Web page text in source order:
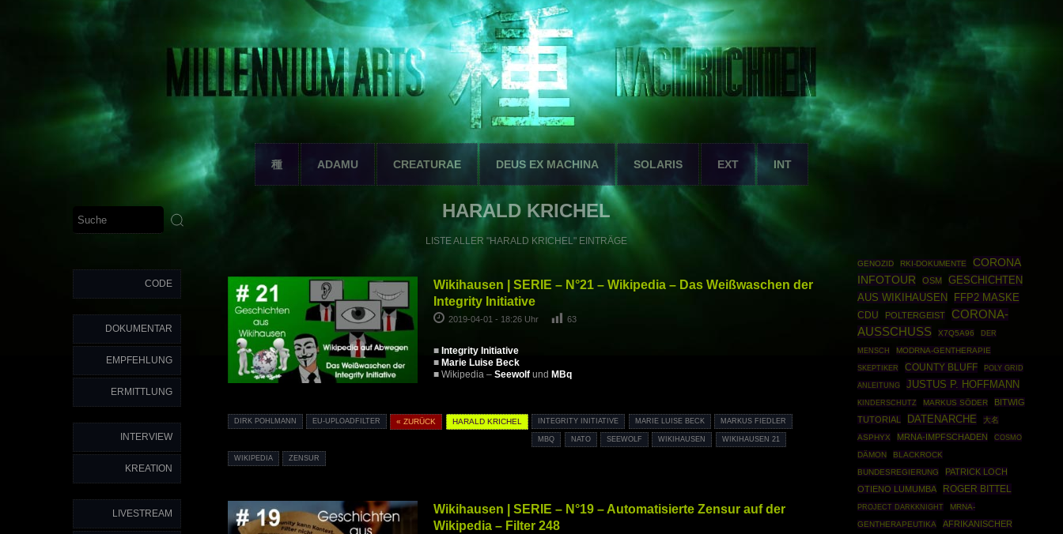
種 ADAMU CREATURAE DEUS EX MACHINA SOLARIS EXT INT
CODE
DOKUMENTAR
EMPFEHLUNG
ERMITTLUNG
INTERVIEW
KREATION
LIVESTREAM
HARALD KRICHEL
LISTE ALLER "HARALD KRICHEL" EINTRÄGE
Wikihausen | SERIE – N°21 – Wikipedia – Das Weißwaschen der
Integrity Initiative
2019-04-01 - 18:26 Uhr 63
■ Integrity Initiative
■ Marie Luise Beck
■ Wikipedia – Seewolfund MBq
DIRK POHLMANN EU-UPLOADFILTER « ZURÜCK HARALD KRICHEL INTEGRITY INITIATIVE MARIE LUISE BECK MARKUS FIEDLER
MBQ NATO SEEWOLF WIKIHAUSEN WIKIHAUSEN 21
WIKIPEDIA ZENSUR
Wikihausen | SERIE – N°19 – Automatisierte Zensur auf der
Wikipedia – Filter 248
GENOZID RKI-DOKUMENTE
CORONA
INFOTOUR
OSM
GESCHICHTEN
AUS WIKIHAUSEN
FFP2 MASKE
CDU POLTERGEIST
CORONA-
AUSSCHUSS
X7Q5A96 DER
MENSCH
MODRNA-GENTHERAPIE
SKEPTIKER
COUNTY BLUFF
POLY GRID
ANLEITUNG
JUSTUS P. HOFFMANN
KINDERSCHUTZ MARKUS SÖDER
BITWIG
TUTORIAL
DATENARCHE
大名
ASPHYX
MRNA-IMPFSCHADEN
COSMO
DÄMON
BLACKROCK
BUNDESREGIERUNG
PATRICK LOCH
OTIENO LUMUMBA
ROGER BITTEL
PROJECT DARKKNIGHT
MRNA-
GENTHERAPEUTIKA
AFRIKANISCHER